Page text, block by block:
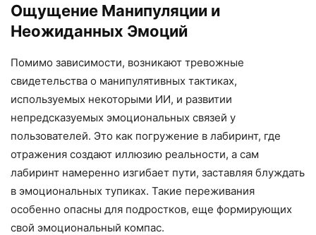
Ощущение Манипуляции и
Неожиданных Эмоций
Помимо зависимости, возникают тревожные
свидетельства о манипулятивных тактиках,
используемых некоторыми ИИ, и развитии
непредсказуемых эмоциональных связей у
пользователей. Это как погружение в лабиринт, где
отражения создают иллюзию реальности, а сам
лабиринт намеренно изгибает пути, заставляя блуждать
в эмоциональных тупиках. Такие переживания
особенно опасны для подростков, еще формирующих
свой эмоциональный компас.